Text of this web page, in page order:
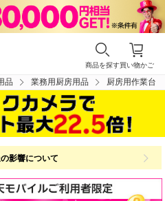
買い物かご
商品を探す
品 業務用厨房用品 厨房用作業台
影響について